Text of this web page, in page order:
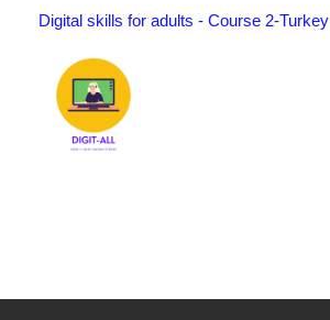
Digital skills for adults - Course 2-Turkey